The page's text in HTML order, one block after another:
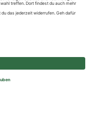
reserved